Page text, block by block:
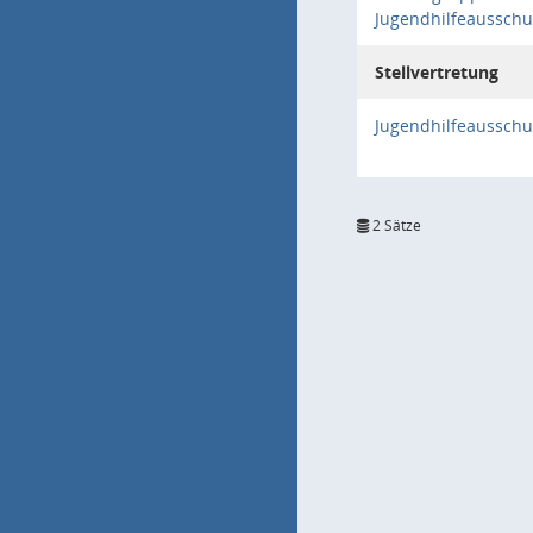
Stellvertretung
2 Sätze